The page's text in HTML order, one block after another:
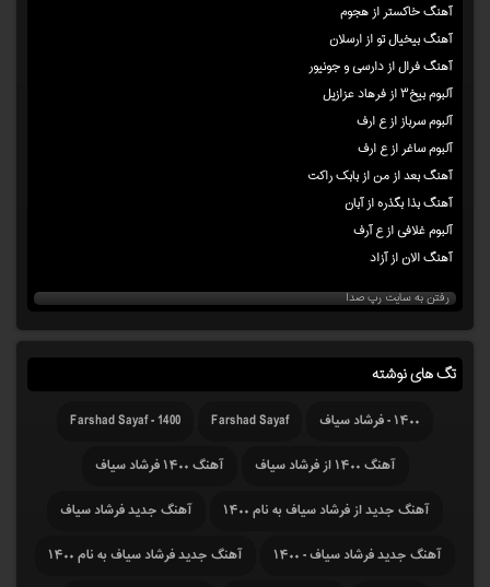
آهنگ خاکستر از هجوم
آهنگ بیخیال تو از ارسلان
آهنگ فرال از دارسی و جونیور
آلبوم بیخ۳ از فرهاد عزازیل
آلبوم سرباز از ع ارف
آلبوم ساغر از ع ارف
آهنگ بعد از من از بابک راکت
آهنگ بذا بگذره از آبان
آلبوم غلافی از ع آرف
آهنگ الان از آزاد
رفتن به سایت رپ صدا
تگ های نوشته
۱۴۰۰ - فرشاد سیاف Farshad Sayaf
Farshad Sayaf - 1400
آهنگ ۱۴۰۰ از فرشاد سیاف
آهنگ ۱۴۰۰ فرشاد سیاف
آهنگ جدید از فرشاد سیاف به نام ۱۴۰۰
آهنگ جدید فرشاد سیاف
آهنگ جدید فرشاد سیاف - ۱۴۰۰
آهنگ جدید فرشاد سیاف به نام ۱۴۰۰